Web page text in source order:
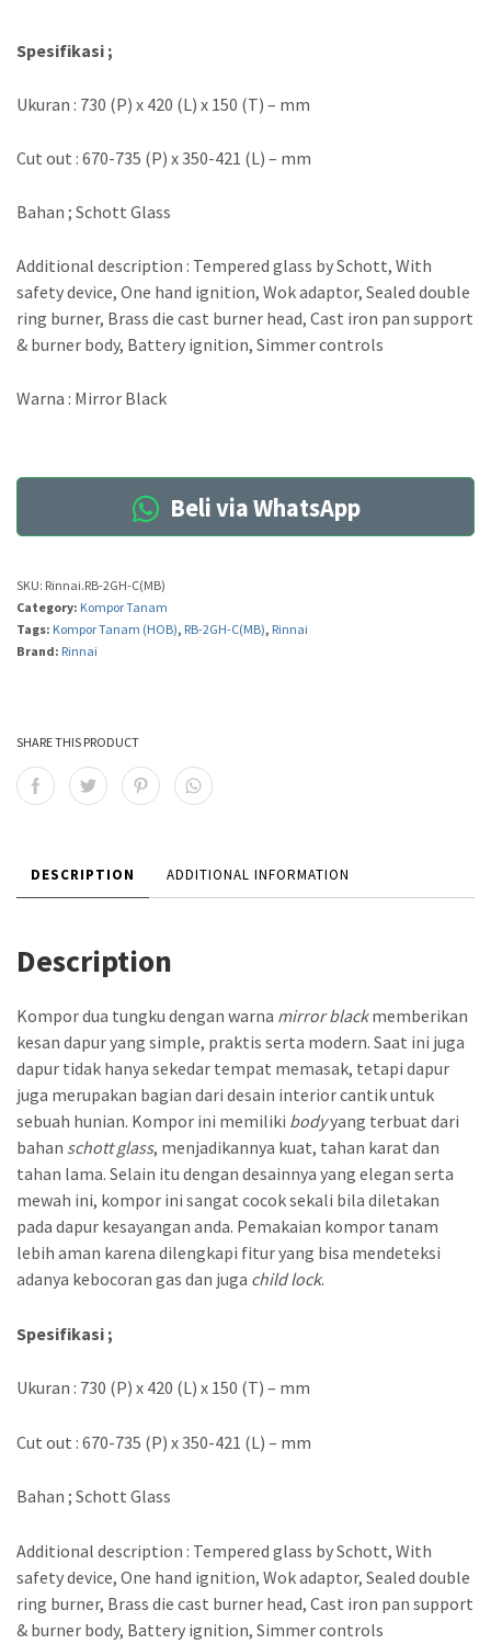
Spesifikasi ;
Ukuran : 730 (P) x 420 (L) x 150 (T) – mm
Cut out : 670-735 (P) x 350-421 (L) – mm
Bahan ; Schott Glass
Additional description : Tempered glass by Schott, With
safety device, One hand ignition, Wok adaptor, Sealed double
ring burner, Brass die cast burner head, Cast iron pan support
& burner body, Battery ignition, Simmer controls
Warna : Mirror Black
Beli via WhatsApp
SKU: Rinnai.RB-2GH-C(MB)
Category: Kompor Tanam
Tags: Kompor Tanam (HOB), RB-2GH-C(MB), Rinnai
Brand: Rinnai
SHARE THIS PRODUCT
DESCRIPTION ADDITIONAL INFORMATION
Description
Kompor dua tungku dengan warna mirror blackmemberikan
kesan dapur yang simple, praktis serta modern. Saat ini juga
dapur tidak hanya sekedar tempat memasak, tetapi dapur
juga merupakan bagian dari desain interior cantik untuk
sebuah hunian. Kompor ini memiliki bodyyang terbuat dari
bahan schott glass, menjadikannya kuat, tahan karat dan
tahan lama. Selain itu dengan desainnya yang elegan serta
mewah ini, kompor ini sangat cocok sekali bila diletakan
pada dapur kesayangan anda. Pemakaian kompor tanam
lebih aman karena dilengkapi fitur yang bisa mendeteksi
adanya kebocoran gas dan juga child lock.
Spesifikasi ;
Ukuran : 730 (P) x 420 (L) x 150 (T) – mm
Cut out : 670-735 (P) x 350-421 (L) – mm
Bahan ; Schott Glass
Additional description : Tempered glass by Schott, With
safety device, One hand ignition, Wok adaptor, Sealed double
ring burner, Brass die cast burner head, Cast iron pan support
& burner body, Battery ignition, Simmer controls